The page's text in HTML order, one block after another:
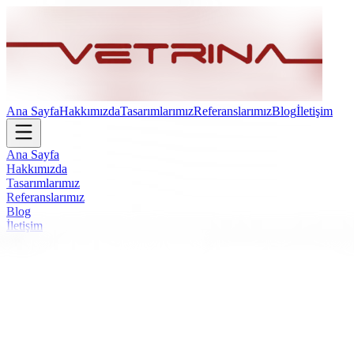
Ana SayfaHakkımızdaTasarımlarımızReferanslarımızBlogİletişim
Ana Sayfa
Hakkımızda
Tasarımlarımız
Referanslarımız
Blog
İletişim